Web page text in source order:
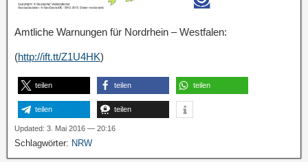
Amtliche Warnungen für Nordrhein – Westfalen:
(http://ift.tt/Z1U4HK)
teilen teilen teilen
teilen teilen
Updated: 3. Mai 2016 — 20:16
Schlagwörter: NRW